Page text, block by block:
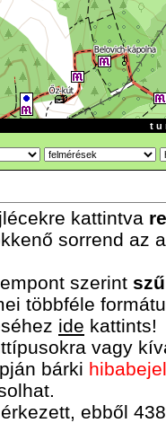
t u
kattintva
sorrend az
szerint
többféle
ide kattints!
vagy
bárki
ebből